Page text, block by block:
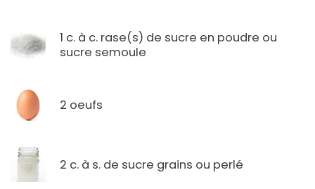
1 c. à c. rase(s) de sucre en poudre ou
sucre semoule
2 oeufs
2 c. à s. de sucre grains ou perlé